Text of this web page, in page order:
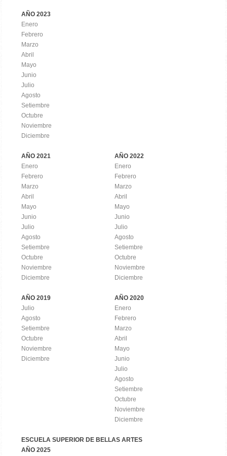
AÑO 2023
Enero
Febrero
Marzo
Abril
Mayo
Junio
Julio
Agosto
Setiembre
Octubre
Noviembre
Diciembre
AÑO 2021
AÑO 2022
Enero
Enero
Febrero
Febrero
Marzo
Marzo
Abril
Abril
Mayo
Mayo
Junio
Junio
Julio
Julio
Agosto
Agosto
Setiembre
Setiembre
Octubre
Octubre
Noviembre
Noviembre
Diciembre
Diciembre
AÑO 2019
AÑO 2020
Julio
Enero
Agosto
Febrero
Setiembre
Marzo
Octubre
Abril
Noviembre
Mayo
Diciembre
Junio
Julio
Agosto
Setiembre
Octubre
Noviembre
Diciembre
ESCUELA SUPERIOR DE BELLAS ARTES
AÑO 2025